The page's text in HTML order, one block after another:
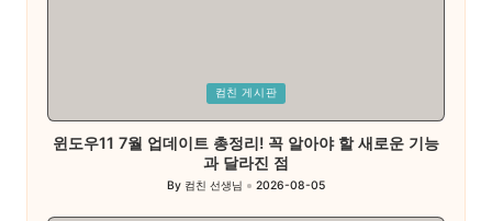
컴친 게시판
윈도우11 7월 업데이트 총정리! 꼭 알아야 할 새로운 기능
과 달라진 점
Posted
By 컴친 선생님 2026-08-05